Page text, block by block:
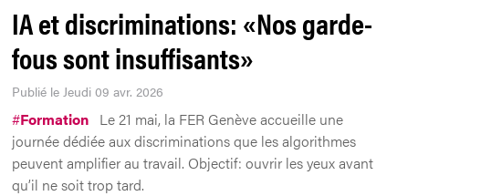
IA et discriminations: «Nos garde-
fous sont insuffisants»
Publié le Jeudi 09 avr. 2026
#Formation Le 21 mai, la FER Genève accueille une
journée dédiée aux discriminations que les algorithmes
peuvent amplifier au travail. Objectif: ouvrir les yeux avant
qu’il ne soit trop tard.